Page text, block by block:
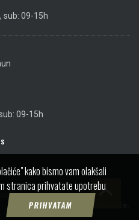
sub: 09-15h
09-15h
Created byIMS ViewSource.
kako bismo vam olakšali
stranica prihvatate upotrebu
PRIHVATAM